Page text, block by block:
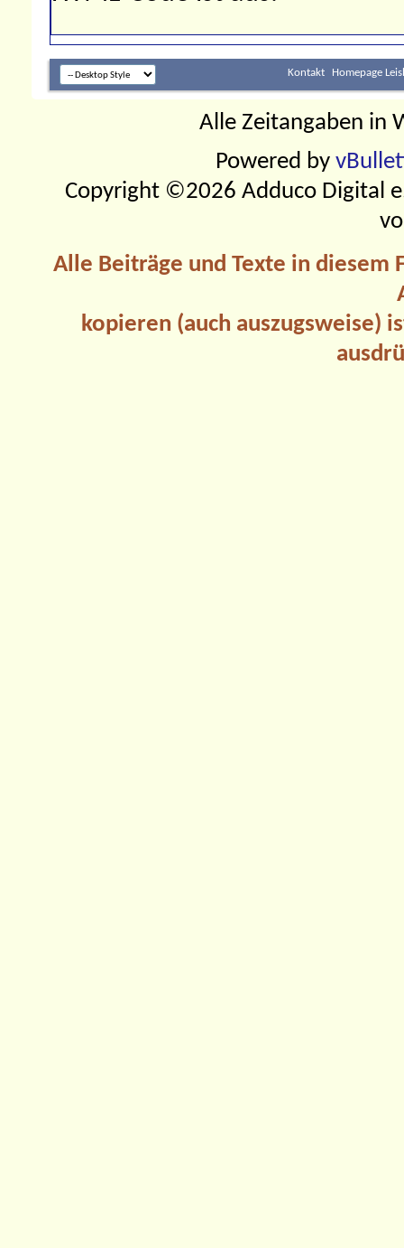
Kontakt Homepage
Alle Zeitangaben in
Powered by
Copyright ©2026 Adduco Digital
Alle Beiträge und Texte in
kopieren (auch auszugsweise)